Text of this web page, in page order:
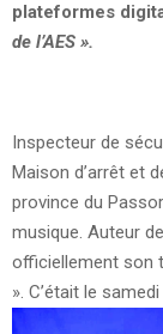
plateformes
de l’AES ».
Inspecteur de
Maison d’arrêt et
province du
musique. Auteur
officiellement son
». C’était le